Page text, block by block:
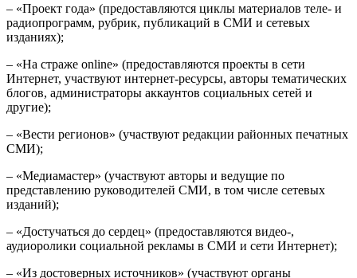
– «Проект года» (предоставляются циклы материалов теле- и
радиопрограмм, рубрик, публикаций в СМИ и сетевых
изданиях);
– «На страже online» (предоставляются проекты в сети
Интернет, участвуют интернет-ресурсы, авторы тематических
блогов, администраторы аккаунтов социальных сетей и
другие);
– «Вести регионов» (участвуют редакции районных печатных
СМИ);
– «Медиамастер» (участвуют авторы и ведущие по
представлению руководителей СМИ, в том числе сетевых
изданий);
– «Достучаться до сердец» (предоставляются видео-,
аудиоролики социальной рекламы в СМИ и сети Интернет);
– «Из достоверных источников» (участвуют органы